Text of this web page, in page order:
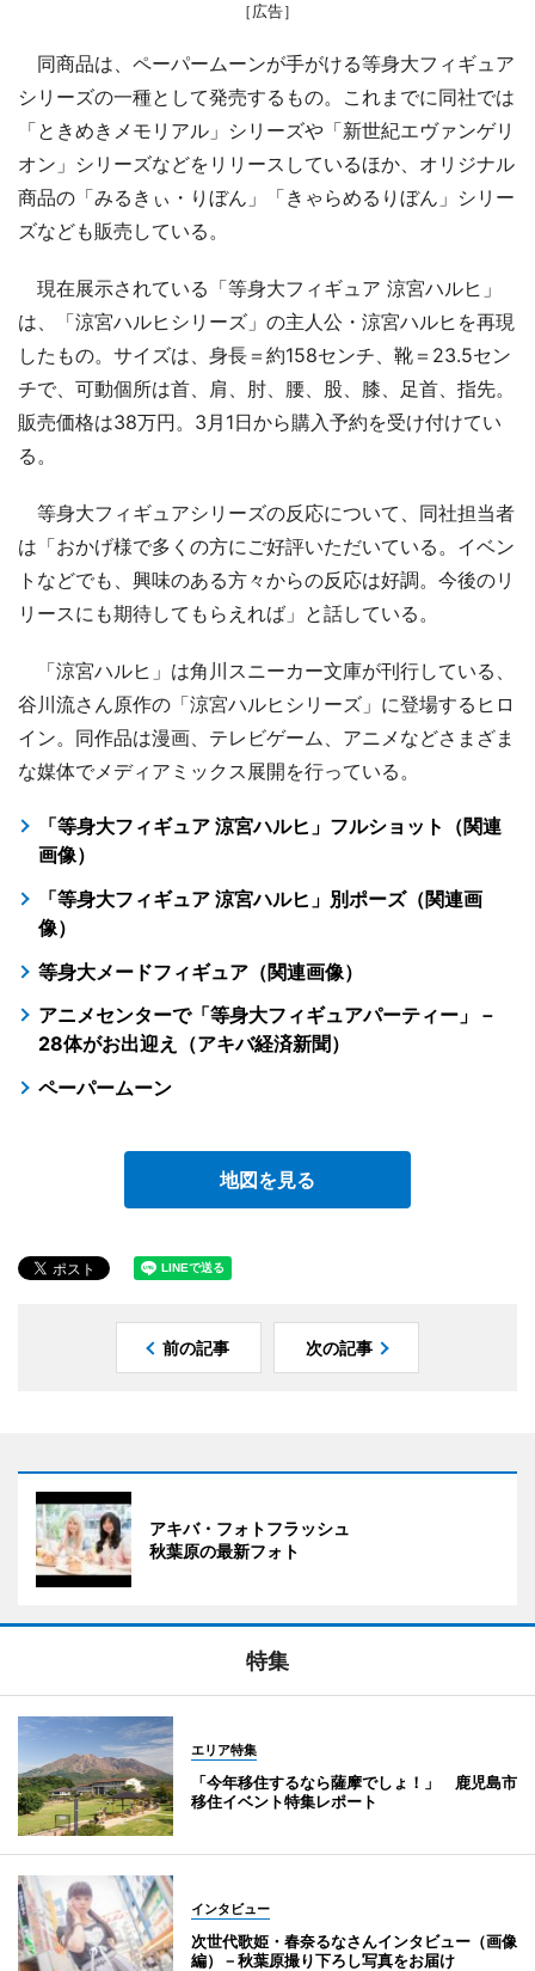
［広告］
同商品は、ペーパームーンが手がける等身大フィギュア
シリーズの一種として発売するもの。これまでに同社では
「ときめきメモリアル」シリーズや「新世紀エヴァンゲリ
オン」シリーズなどをリリースしているほか、オリジナル
商品の「みるきぃ・りぼん」「きゃらめるりぼん」シリー
ズなども販売している。
現在展示されている「等身大フィギュア 涼宮ハルヒ」
は、「涼宮ハルヒシリーズ」の主人公・涼宮ハルヒを再現
したもの。サイズは、身長＝約158センチ、靴＝23.5セン
チで、可動個所は首、肩、肘、腰、股、膝、足首、指先。
販売価格は38万円。3月1日から購入予約を受け付けてい
る。
等身大フィギュアシリーズの反応について、同社担当者
は「おかげ様で多くの方にご好評いただいている。イベン
トなどでも、興味のある方々からの反応は好調。今後のリ
リースにも期待してもらえれば」と話している。
「涼宮ハルヒ」は角川スニーカー文庫が刊行している、
谷川流さん原作の「涼宮ハルヒシリーズ」に登場するヒロ
イン。同作品は漫画、テレビゲーム、アニメなどさまざま
な媒体でメディアミックス展開を行っている。
「等身大フィギュア 涼宮ハルヒ」フルショット（関連
画像）
「等身大フィギュア 涼宮ハルヒ」別ポーズ（関連画
像）
等身大メードフィギュア（関連画像）
アニメセンターで「等身大フィギュアパーティー」－
28体がお出迎え（アキバ経済新聞）
ペーパームーン
地図を見る
前の記事 次の記事
アキバ・フォトフラッシュ
秋葉原の最新フォト
特集
エリア特集
「今年移住するなら薩摩でしょ！」 鹿児島市
移住イベント特集レポート
インタビュー
次世代歌姫・春奈るなさんインタビュー（画像
編）－秋葉原撮り下ろし写真をお届け